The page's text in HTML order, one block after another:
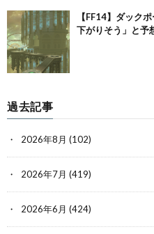
【FF14】ダック
下がりそう」と予
過去記事
2026年8月 (102)
2026年7月 (419)
2026年6月 (424)